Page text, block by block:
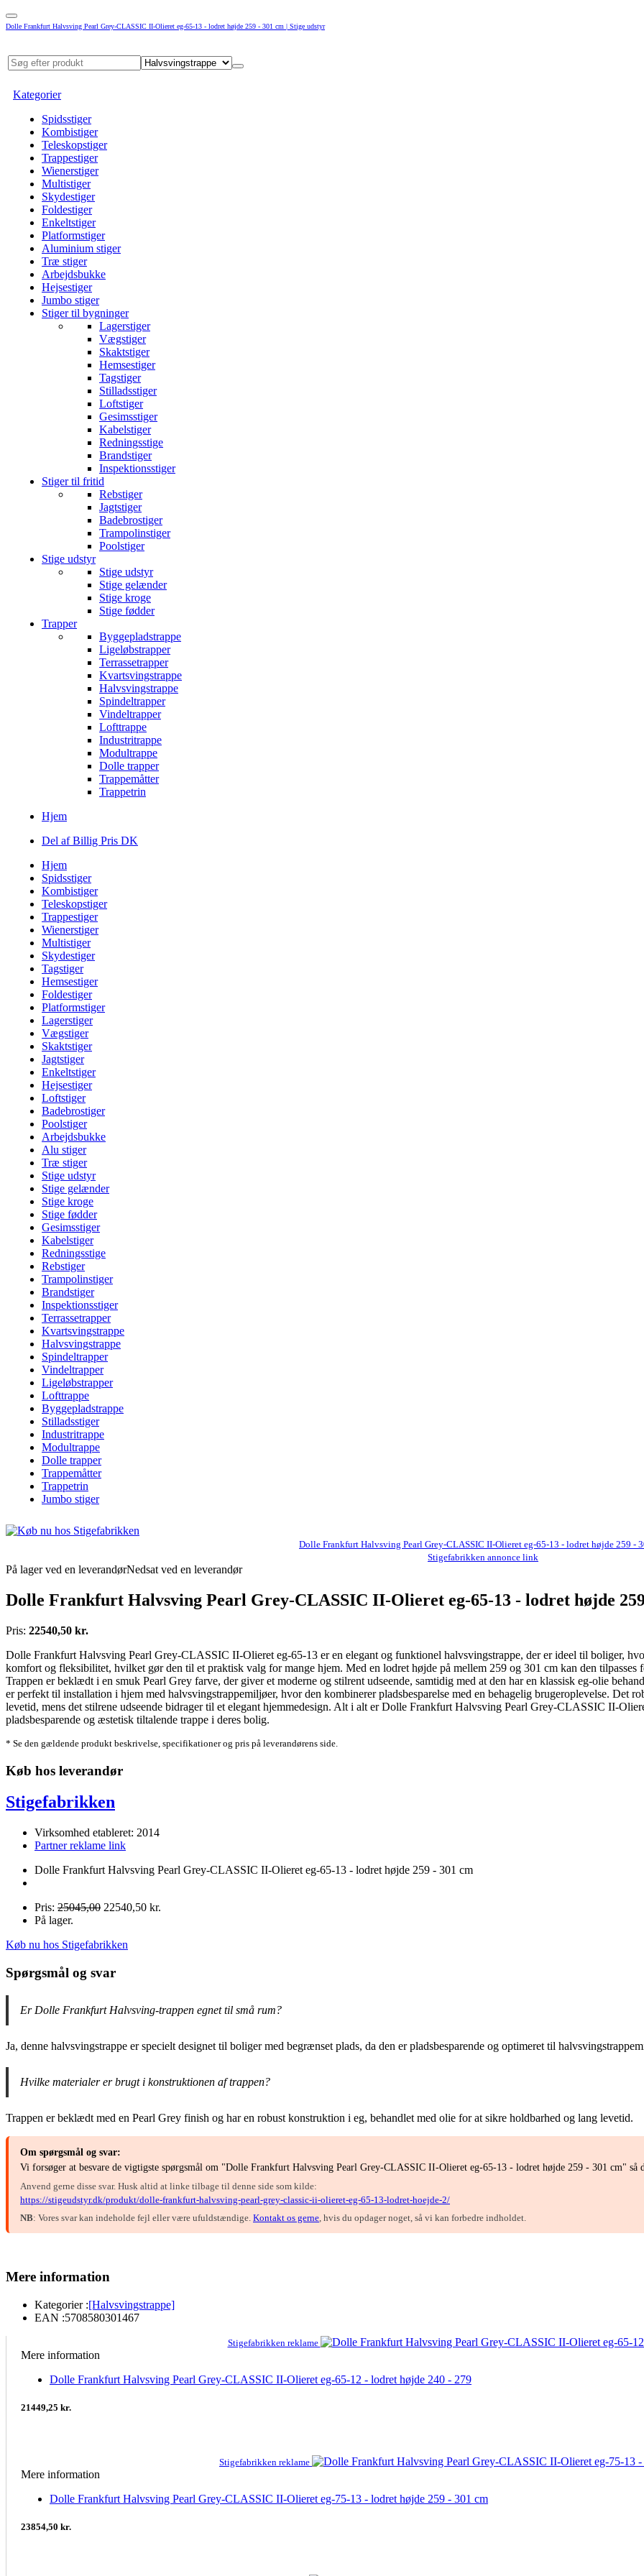
Dolle Frankfurt Halvsving Pearl Grey-CLASSIC II-Olieret eg-65-13 - lodret højde 259 - 301 cm | Stige udstyr
Kategorier
Spidsstiger
Kombistiger
Teleskopstiger
Trappestiger
Wienerstiger
Multistiger
Skydestiger
Foldestiger
Enkeltstiger
Platformstiger
Aluminium stiger
Træ stiger
Arbejdsbukke
Hejsestiger
Jumbo stiger
Stiger til bygninger
Lagerstiger
Vægstiger
Skaktstiger
Hemsestiger
Tagstiger
Stilladsstiger
Loftstiger
Gesimsstiger
Kabelstiger
Redningsstige
Brandstiger
Inspektionsstiger
Stiger til fritid
Rebstiger
Jagtstiger
Badebrostiger
Trampolinstiger
Poolstiger
Stige udstyr
Stige udstyr
Stige gelænder
Stige kroge
Stige fødder
Trapper
Byggepladstrappe
Ligeløbstrapper
Terrassetrapper
Kvartsvingstrappe
Halvsvingstrappe
Spindeltrapper
Vindeltrapper
Lofttrappe
Industritrappe
Modultrappe
Dolle trapper
Trappemåtter
Trappetrin
Hjem
Del af Billig Pris DK
Hjem
Spidsstiger
Kombistiger
Teleskopstiger
Trappestiger
Wienerstiger
Multistiger
Skydestiger
Tagstiger
Hemsestiger
Foldestiger
Platformstiger
Lagerstiger
Vægstiger
Skaktstiger
Jagtstiger
Enkeltstiger
Hejsestiger
Loftstiger
Badebrostiger
Poolstiger
Arbejdsbukke
Alu stiger
Træ stiger
Stige udstyr
Stige gelænder
Stige kroge
Stige fødder
Gesimsstiger
Kabelstiger
Redningsstige
Rebstiger
Trampolinstiger
Brandstiger
Inspektionsstiger
Terrassetrapper
Kvartsvingstrappe
Halvsvingstrappe
Spindeltrapper
Vindeltrapper
Ligeløbstrapper
Lofttrappe
Byggepladstrappe
Stilladsstiger
Industritrappe
Modultrappe
Dolle trapper
Trappemåtter
Trappetrin
Jumbo stiger
Dolle Frankfurt Halvsving Pearl Grey-CLASSIC II-Olieret eg-65-13 - lodret højde 259 -
Stigefabrikken annonce link
På lager ved en leverandørNedsat ved en leverandør
Dolle Frankfurt Halvsving Pearl Grey-CLASSIC II-Olieret eg-65-13 - lodret højde
Pris: 22540,50 kr.
Dolle Frankfurt Halvsving Pearl Grey-CLASSIC II-Olieret eg-65-13 er en elegant og funktionel halvsvingstrappe, der er ideel til boliger,
komfort og fleksibilitet, hvilket gør den til et praktisk valg for mange hjem. Med en lodret højde på mellem 259 og 301 cm kan den
Trappen er beklædt i en smuk Pearl Grey farve, der giver et moderne og stilrent udseende, samtidig med at den har en klassisk eg-olie
er perfekt til installation i hjem med halvsvingstrappemiljøer, hvor den kombinerer pladsbesparelse med en behagelig brugeroplevelse. Det
levetid, mens det stilrene udseende bidrager til et elegant hjemmedesign. Alt i alt er Dolle Frankfurt Halvsving Pearl Grey-CLASSIC II-
pladsbesparende og æstetisk tiltalende trappe i deres bolig.
* Se den gældende produkt beskrivelse, specifikationer og pris på leverandørens side.
Køb hos leverandør
Stigefabrikken
Virksomhed etableret: 2014
Partner reklame link
Dolle Frankfurt Halvsving Pearl Grey-CLASSIC II-Olieret eg-65-13 - lodret højde 259 - 301 cm
Pris: 25045,00 22540,50 kr.
På lager.
Køb nu hos Stigefabrikken
Spørgsmål og svar
Er Dolle Frankfurt Halvsving-trappen egnet til små rum?
Ja, denne halvsvingstrappe er specielt designet til boliger med begrænset plads, da den er pladsbesparende og optimeret til
Hvilke materialer er brugt i konstruktionen af trappen?
Trappen er beklædt med en Pearl Grey finish og har en robust konstruktion i eg, behandlet med olie for at sikre holdbarhed og lang levetid.
Om spørgsmål og svar:
Vi forsøger at besvare de vigtigste spørgsmål om "Dolle Frankfurt Halvsving Pearl Grey-CLASSIC II-Olieret eg-65-13 - lodret højde 259 - 301 cm" så
Anvend gerne disse svar. Husk altid at linke tilbage til denne side som kilde:
https://stigeudstyr.dk/produkt/dolle-frankfurt-halvsving-pearl-grey-classic-ii-olieret-eg-65-13-lodret-hoejde-2/
NB: Vores svar kan indeholde fejl eller være ufuldstændige. Kontakt os gerne, hvis du opdager noget, så vi kan forbedre indholdet.
Mere information
Kategorier :[Halvsvingstrappe]
EAN :5708580301467
Stigefabrikken reklame
Mere information
Dolle Frankfurt Halvsving Pearl Grey-CLASSIC II-Olieret eg-65-12 - lodret højde 240 - 279
21449,25 kr.
Stigefabrikken reklame
Mere information
Dolle Frankfurt Halvsving Pearl Grey-CLASSIC II-Olieret eg-75-13 - lodret højde 259 - 301 cm
23854,50 kr.